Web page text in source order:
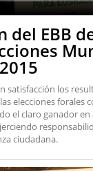
del EBB
satisfacción los
elecciones forales
el claro ganador
ciudadana.